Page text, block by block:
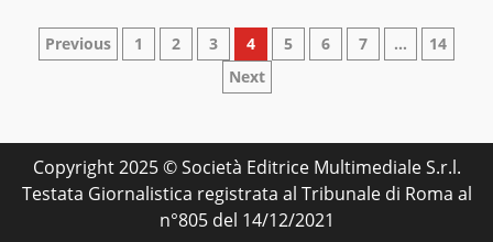
Paginazione
articoli
Previous 1 2 3 4 5 6 7 …
14
Next
Copyright 2025 © Società Editrice Multimediale S.r.l.
Testata Giornalistica registrata al Tribunale di Roma al
n°805 del 14/12/2021